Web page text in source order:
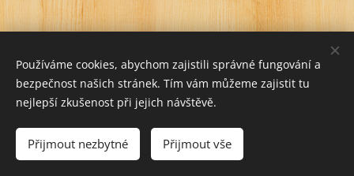
Vytvořeno službou Webnode
Používáme cookies, abychom zajistili správné fungování a
bezpečnost našich stránek. Tím vám můžeme zajistit tu
nejlepší zkušenost při jejich návštěvě.
Přijmout nezbytné Přijmout vše